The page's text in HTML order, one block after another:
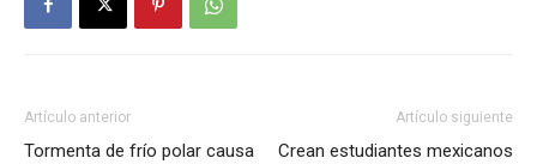
Artículo anterior
Tormenta de frío polar causa
Artículo siguiente
Crean estudiantes mexicanos